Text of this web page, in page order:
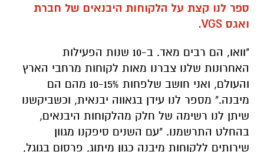
ספר לנו קצת על הלקוחות היבנאים של חברת
ואגס VGS
.
"וואו, הם רבים מאד. ב-10 שנות הפעילות
האחרונות שלנו צברנו מאות לקוחות מרחבי הארץ
והעולם, ואני חושב שלפחות 10-15% מהם הם
מיבנה." מספר לנו עידן בגאווה יבנאית, וכשביקשנו
שיתן לנו רשימה של חלק מהלקוחות היבנאים,
בהחלט התרשמנו. "עם השנים סיפקנו מגוון
שירותים ללקוחות מיבנה כגון מיתוג, פרסום בגוגל,